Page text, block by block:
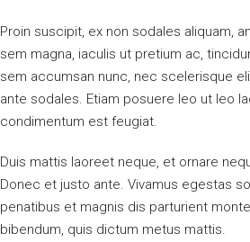
Proin suscipit, ex non sodales aliquam,
sem magna, iaculis ut pretium ac,
sem accumsan nunc, nec scelerisque
ante sodales. Etiam posuere leo ut leo
condimentum est feugiat.
Duis mattis laoreet neque, et ornare
Donec et justo ante. Vivamus egestas
penatibus et magnis dis parturient
bibendum, quis dictum metus mattis.